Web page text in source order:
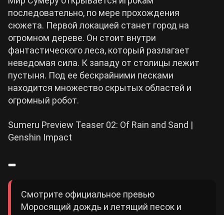
последовательно, по мере прохождения
сюжета. Первой локацией станет город на
огромном дереве. Он стоит внутри
фантастического леса, который разлагает
неведомая сила. К западу от столицы лежит
пустыня. Под ее бескрайними песками
находится множество скрытых областей и
огромный робот.
Sumeru Preview Teaser 02: Of Rain and Sand |
Genshin Impact
Смотрите официальное превью
Моросящий дождь и летящий песок и